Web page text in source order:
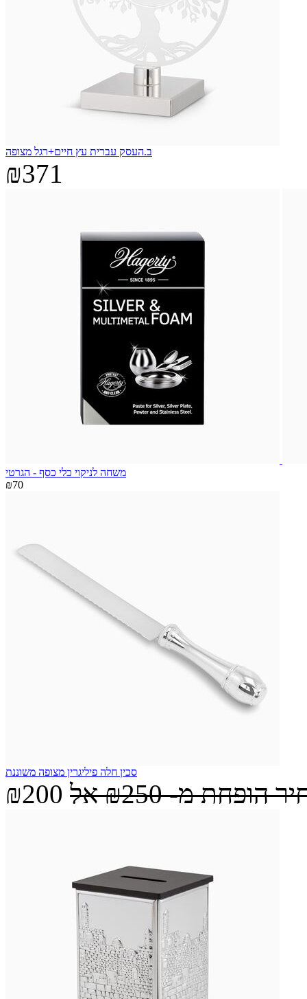
ב.העסק עברית עץ חיים+רגל מצופה
₪371
משחה לניקוי כלי כסף - הגרטי
₪70
סכין חלה פיליגרין מצופה משוננת
₪200 הופחת מ-₪250 אל